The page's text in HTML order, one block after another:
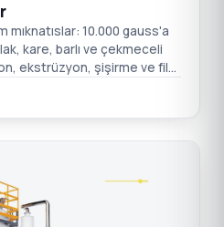
mıknatıslar: 10.000 gauss'a
kare, barlı ve çekmeceli
ekstrüzyon, şişirme ve film